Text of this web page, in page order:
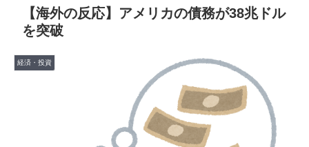
▶ 韓国人「日本の柴犬くん散歩中の暑さに耐えられなかっ
た結果」
「大谷と山本だけしかまともな契約がない…」
海外「2002年も審判を買収したのか！」韓国サッカー
協会による国際試合の審判買収が発覚し大騒ぎ！【海外
海外「日本のこの場所は現実とは思えないレベルで美し
【海外の反応】アメリカの債務が38兆ドル
を突破
経済・投資